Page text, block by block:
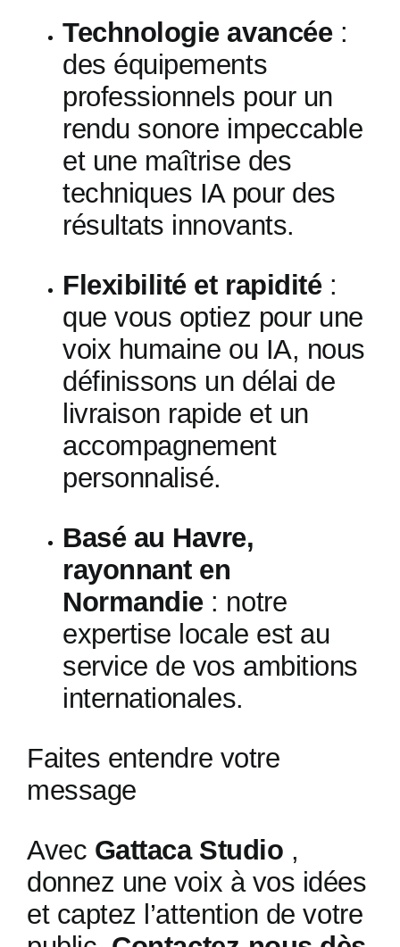
Technologie avancée:
des équipements
professionnels pour un
rendu sonore impeccable
et une maîtrise des
techniques IA pour des
résultats innovants.
Flexibilité et rapidité:
que vous optiez pour une
voix humaine ou IA, nous
définissons un délai de
livraison rapide et un
accompagnement
personnalisé.
Basé au Havre,
rayonnant en
Normandie: notre
expertise locale est au
service de vos ambitions
internationales.
Faites entendre votre
message
Avec Gattaca Studio ,
donnez une voix à vos idées
et captez l’attention de votre